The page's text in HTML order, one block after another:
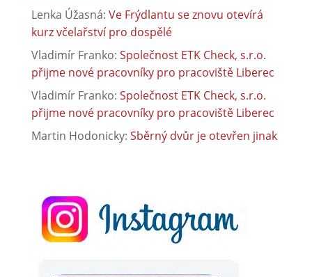
Lenka Úžasná: Ve Frýdlantu se znovu otevírá
kurz včelařství pro dospělé
Vladimír Franko: Společnost ETK Check, s.r.o.
přijme nové pracovníky pro pracoviště Liberec
Vladimír Franko: Společnost ETK Check, s.r.o.
přijme nové pracovníky pro pracoviště Liberec
Martin Hodonicky: Sběrný dvůr je otevřen jinak